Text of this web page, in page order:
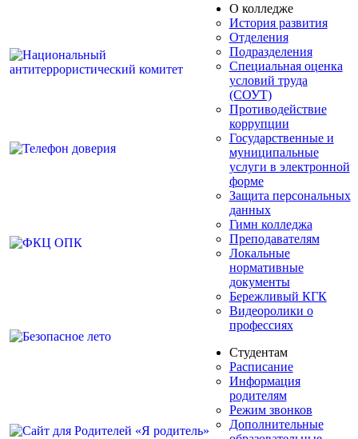
О колледже
История развития
Отделения
Подразделения
Специальная оценка
условий труда
(СОУТ)
Противодействие
коррупции
Государственные и
муниципальные
услуги в электронной
форме
Защита персональных
данных
Гимн колледжа
Преподавателям
Локальные
нормативные
документы
Бережливый КГК
Видеоролики о
профессиях
Студентам
Расписание
Информация
родителям
Режим звонков
Дополнительные